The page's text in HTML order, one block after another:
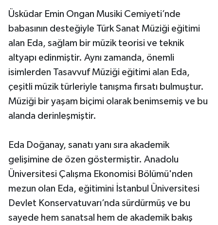
Üsküdar Emin Ongan Musiki Cemiyeti’nde
babasının desteğiyle Türk Sanat Müziği eğitimi
alan Eda, sağlam bir müzik teorisi ve teknik
altyapı edinmiştir. Aynı zamanda, önemli
isimlerden Tasavvuf Müziği eğitimi alan Eda,
çeşitli müzik türleriyle tanışma fırsatı bulmuştur.
Müziği bir yaşam biçimi olarak benimsemiş ve bu
alanda derinleşmiştir.
Eda Doğanay, sanatı yanı sıra akademik
gelişimine de özen göstermiştir. Anadolu
Üniversitesi Çalışma Ekonomisi Bölümü'nden
mezun olan Eda, eğitimini İstanbul Üniversitesi
Devlet Konservatuvarı’nda sürdürmüş ve bu
sayede hem sanatsal hem de akademik bakış